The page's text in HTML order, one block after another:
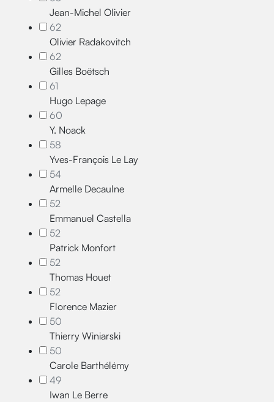
Jean-Michel Olivier
62
Olivier Radakovitch
62
Gilles Boëtsch
61
Hugo Lepage
60
Y. Noack
58
Yves-François Le Lay
54
Armelle Decaulne
52
Emmanuel Castella
52
Patrick Monfort
52
Thomas Houet
52
Florence Mazier
50
Thierry Winiarski
50
Carole Barthélémy
49
Iwan Le Berre